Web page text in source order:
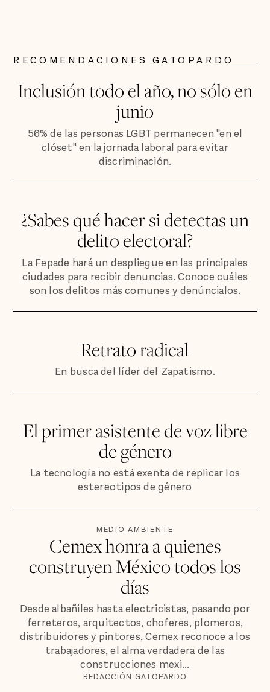
RECOMENDACIONES GATOPARDO
Inclusión todo el año, no sólo en
junio
56% de las personas LGBT permanecen "en el
clóset" en la jornada laboral para evitar
discriminación.
¿Sabes qué hacer si detectas un
delito electoral?
La Fepade hará un despliegue en las principales
ciudades para recibir denuncias. Conoce cuáles
son los delitos más comunes y denúncialos.
Retrato radical
En busca del líder del Zapatismo.
El primer asistente de voz libre
de género
La tecnología no está exenta de replicar los
estereotipos de género
MEDIO AMBIENTE
Cemex honra a quienes
construyen México todos los
días
Desde albañiles hasta electricistas, pasando por
ferreteros, arquitectos, choferes, plomeros,
distribuidores y pintores, Cemex reconoce a los
trabajadores, el alma verdadera de las
construcciones mexi...
REDACCIÓN GATOPARDO